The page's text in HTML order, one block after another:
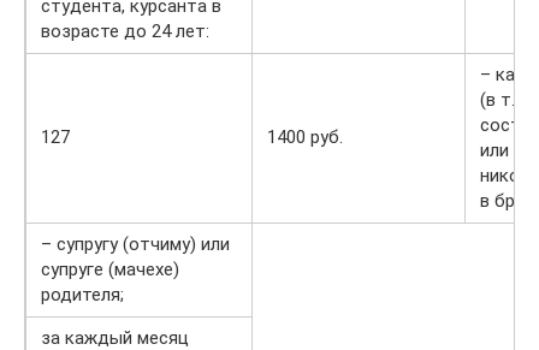
студента, курсанта в
возрасте до 24 лет:
127 1400 руб.
–
(в т.
или
в
– супругу (отчиму) или
супруге (мачехе)
родителя;
за каждый месяц